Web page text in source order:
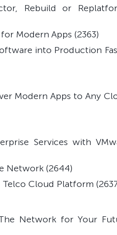
Rebuild or
Modern Apps (2363)
into Production
Modern Apps to Any
Services with
Network (2644)
Cloud Platform
Network for Your